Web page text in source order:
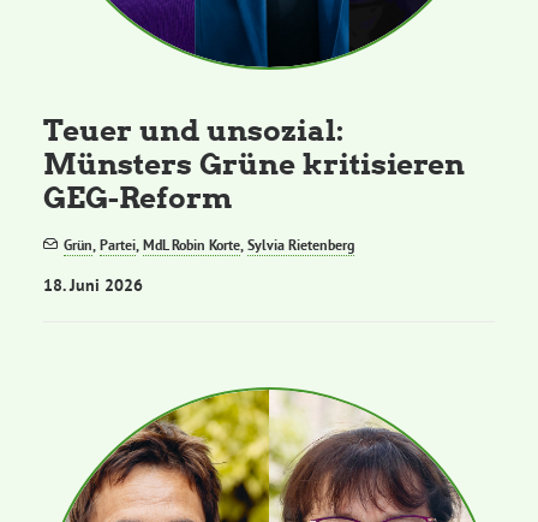
Teuer und unsozial:
Münsters Grüne kritisieren
GEG-Reform
Grün,Partei,MdL Robin Korte,Sylvia Rietenberg
18. Juni 2026